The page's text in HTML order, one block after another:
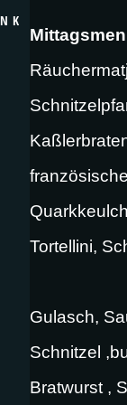
Tortellini,
Gulasch,
Schnitzel
Bratwurst ,